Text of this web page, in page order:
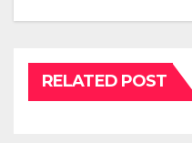
RELATED POST